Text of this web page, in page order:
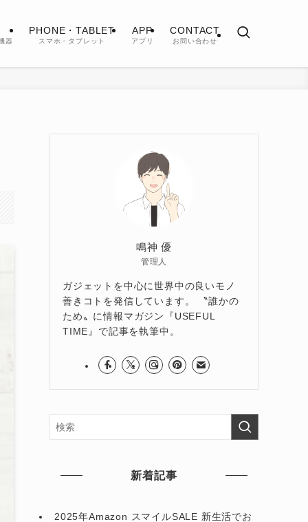
器
PHONE・TABLET
スマホ・タブレット
APP
アプリ
CONTACT
お問い合わせ
鳴神 優
管理人
ガジェットを中心に世界中の良いモノ
善きコトを発信しています。 〝誰かの
ため〟に情報マガジン『USEFUL
TIME』で記事を執筆中。
新着記事
2025年Amazon スマイルSALE 新生活でお